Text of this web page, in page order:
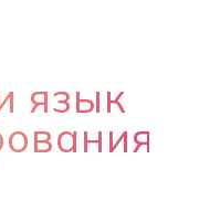
язык